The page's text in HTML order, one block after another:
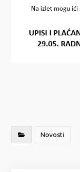
Novosti